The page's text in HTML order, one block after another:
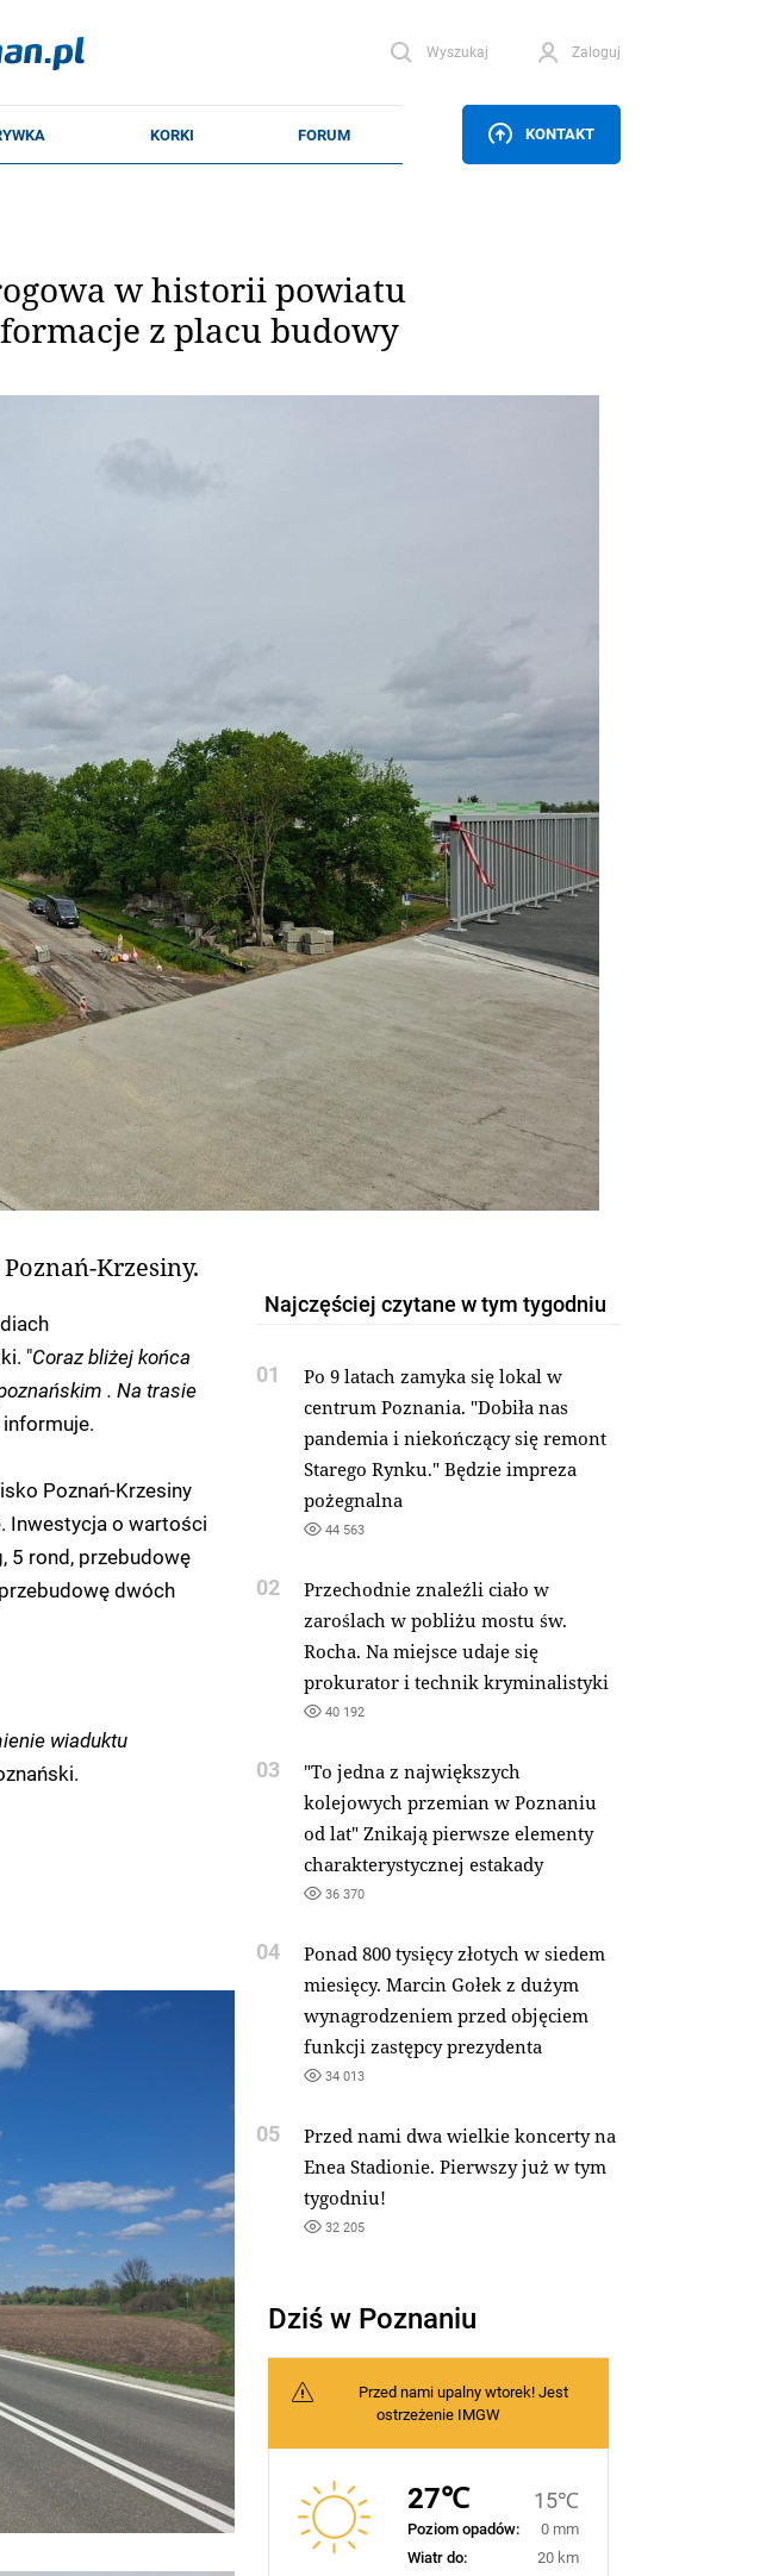
Wyszukaj Zaloguj
KONTAKT
w historii powiatu
z placu budowy
Krzesiny.
"Coraz bliżej końca
. Na trasie
informuje.
Poznań-Krzesiny
Inwestycja o wartości
5 rond, przebudowę
dwóch
wiaduktu
Najczęściej czytane w tym tygodniu
01
Po 9 latach zamyka się lokal w
centrum Poznania. "Dobiła nas
pandemia i niekończący się remont
Starego Rynku." Będzie impreza
pożegnalna
44 563
02
Przechodnie znaleźli ciało w
zaroślach w pobliżu mostu św.
Rocha. Na miejsce udaje się
prokurator i technik kryminalistyki
40 192
03
"To jedna z największych
kolejowych przemian w Poznaniu
od lat" Znikają pierwsze elementy
charakterystycznej estakady
36 370
04
Ponad 800 tysięcy złotych w siedem
miesięcy. Marcin Gołek z dużym
wynagrodzeniem przed objęciem
funkcji zastępcy prezydenta
34 013
05
Przed nami dwa wielkie koncerty na
Enea Stadionie. Pierwszy już w tym
tygodniu!
32 205
Dziś w Poznaniu
Przed nami upalny wtorek! Jest
ostrzeżenie IMGW
27℃ 15℃
Poziom opadów:
0 mm
Wiatr do:
20 km